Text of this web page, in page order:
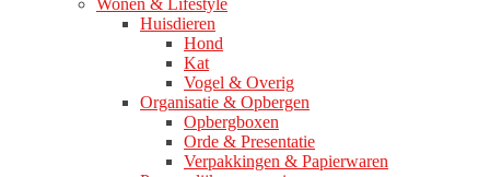
Huisdieren
Hond
Kat
Vogel & Overig
Organisatie & Opbergen
Opbergboxen
Orde & Presentatie
Verpakkingen & Papierwaren